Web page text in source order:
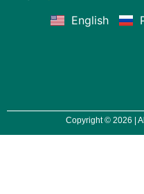
English
Copyright © 2026 |